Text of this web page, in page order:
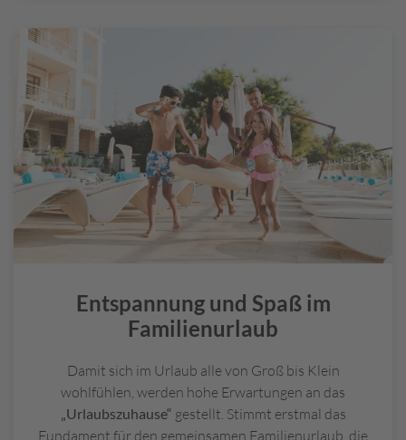
Urlaub auf dem Bauernhof
bestens Erholung finden.
Für alle, die mehr auf Aktivität undAbenteuer
und den Urlaub mit schon etwas größeren Kindern
planen, sindStädtereisenvielleicht das Richtige. Nicht
nur, dass es hier jede Menge Kultur zu entdecken gibt,
es stehen auchmassenweise Freizeitangebotezur
Verfügung: Von Kino und Badespaß bis zu geführten
Touren, unzähligen Museen, spritzigen Aquaparks
oder einem Trip zum Freizeitpark ist alles dabei. Beim
sich die Kleinen ebenfalls bei viel frischer Luft
ordentlich austoben und spannende (Zwischen-)Ziele
wie rauschende Wasserfälle oder verwegene
herrlicher Natur komplett ausspannen.
Entspannung und Spaß im
Familienurlaub
Damit sich im Urlaub alle von Groß bis Klein
wohlfühlen, werden hohe Erwartungen an das
„Urlaubszuhause“ gestellt. Stimmt erstmal das
Fundament für den gemeinsamen Familienurlaub, die